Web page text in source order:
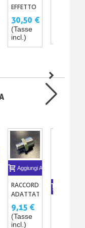
EFFETTO
MAT -
ADDITIVO
OPACIZZANTE
30,50 €
(Tasse
incl.)
Carrello
Aggiungi Al Carrello
RACCORDO
ADATTATORE
PER
FILETTATURA
DA 1/4"
9,15 €
(Tasse
incl.)